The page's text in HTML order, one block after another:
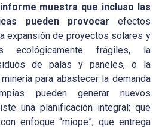
muestra que incluso las
pueden provocar efectos
expansión de proyectos solares y
ecológicamente frágiles, la
de palas y paneles, o la
para abastecer la demanda
pueden generar nuevos
una planificación integral; que
enfoque “miope”, que entrega